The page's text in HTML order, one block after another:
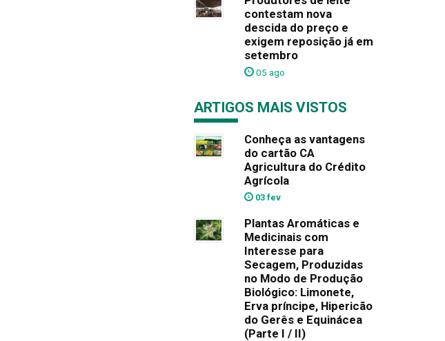
contestam nova
descida do preço e
exigem reposição já em
setembro
05 ago
ARTIGOS MAIS VISTOS
Conheça as vantagens
do cartão CA
Agricultura do Crédito
Agrícola
03 fev
Plantas Aromáticas e
Medicinais com
Interesse para
Secagem, Produzidas
no Modo de Produção
Biológico: Limonete,
Erva príncipe, Hipericão
do Gerês e Equinácea
(Parte I / II)